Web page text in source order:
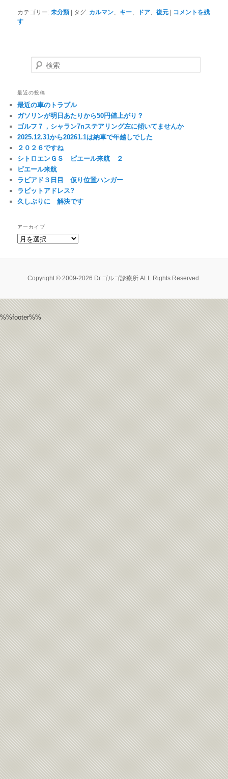
カテゴリー: 未分類 | タグ: カルマン キー ドア 、復元 | コメントを残
す
最近の投稿
最近の車のトラブル
ガソリンが明日あたりから50円値上がり？
ゴルフ７，シャラン7nステアリング左に傾いてませんか
2025.12.31から20261.1は納車で年越しでした
２０２６ですね
シトロエンＧＳ ピエール来航 ２
ピエール来航
ラビアド３日目 仮り位置ハンガー
ラビットアドレス?
久しぶりに 解決です
アーカイブ
ア
カ
Copyright © 2009-2026 Dr.ゴルゴ診療所 ALL Rights Reserved.
%%footer%%